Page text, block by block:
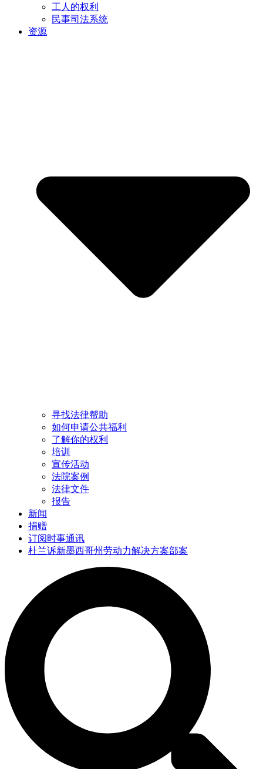
工人的权利
民事司法系统
资源
寻找法律帮助
如何申请公共福利
了解你的权利
培训
宣传活动
法院案例
法律文件
报告
新闻
捐赠
订阅时事通讯
杜兰诉新墨西哥州劳动力解决方案部案